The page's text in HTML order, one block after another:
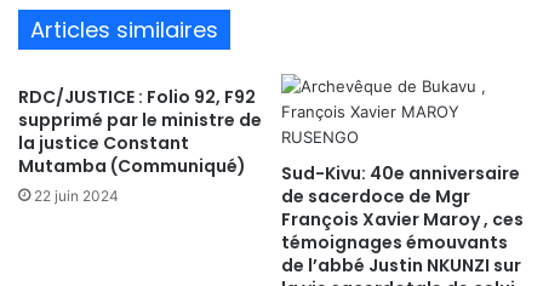
Articles similaires
RDC/JUSTICE : Folio 92, F92
supprimé par le ministre de
la justice Constant
Mutamba (Communiqué)
22 juin 2024
Sud-Kivu: 40e anniversaire
de sacerdoce de Mgr
François Xavier Maroy , ces
témoignages émouvants
de l’abbé Justin NKUNZI sur